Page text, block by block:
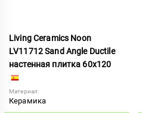
Living Ceramics Noon
LV11712 Sand Angle Ductile
настенная плитка 60x120
Материал:
Керамика